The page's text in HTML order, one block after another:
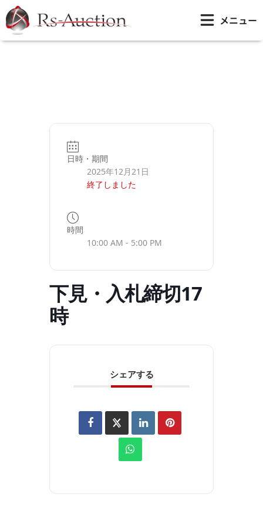
容
ス
メニュー
下見・入札締切17時
日時・期間
2025年12月21日
終了しました
時間
10:00 AM - 5:00 PM
下見・入札締切17
時
シェアする